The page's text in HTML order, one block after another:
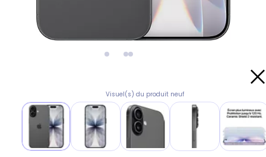
Visuel(s) du produit neuf